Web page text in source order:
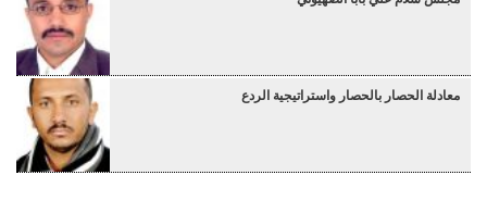
معادلة الحصار بالحصار واستراتيجية الردع